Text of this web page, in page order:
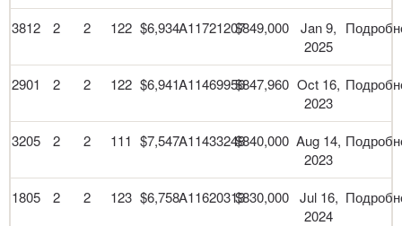
3812 2 2 122 $6,934A11721207$849,000
Jan 9,
2025
2901 2 2 122 $6,941A11469956$847,960 Oct 16,
2023
3205 2 2 111 $7,547A11433248$840,000 Aug 14,
2023
1805 2 2 123 $6,758A11620313$830,000 Jul 16,
2024